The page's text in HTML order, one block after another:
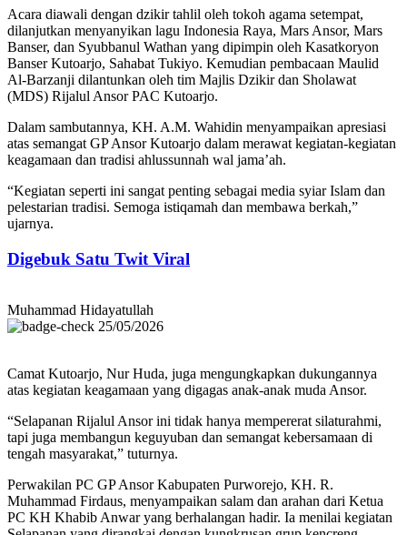
Acara diawali dengan dzikir tahlil oleh tokoh agama setempat,
dilanjutkan menyanyikan lagu Indonesia Raya, Mars Ansor, Mars
Banser, dan Syubbanul Wathan yang dipimpin oleh Kasatkoryon
Banser Kutoarjo, Sahabat Tukiyo. Kemudian pembacaan Maulid
Al-Barzanji dilantunkan oleh tim Majlis Dzikir dan Sholawat
(MDS) Rijalul Ansor PAC Kutoarjo.
Dalam sambutannya, KH. A.M. Wahidin menyampaikan apresiasi
atas semangat GP Ansor Kutoarjo dalam merawat kegiatan-kegiatan
keagamaan dan tradisi ahlussunnah wal jama’ah.
“Kegiatan seperti ini sangat penting sebagai media syiar Islam dan
pelestarian tradisi. Semoga istiqamah dan membawa berkah,”
ujarnya.
Digebuk Satu Twit Viral
Muhammad Hidayatullah
25/05/2026
Camat Kutoarjo, Nur Huda, juga mengungkapkan dukungannya
atas kegiatan keagamaan yang digagas anak-anak muda Ansor.
“Selapanan Rijalul Ansor ini tidak hanya mempererat silaturahmi,
tapi juga membangun keguyuban dan semangat kebersamaan di
tengah masyarakat,” tuturnya.
Perwakilan PC GP Ansor Kabupaten Purworejo, KH. R.
Muhammad Firdaus, menyampaikan salam dan arahan dari Ketua
PC KH Khabib Anwar yang berhalangan hadir. Ia menilai kegiatan